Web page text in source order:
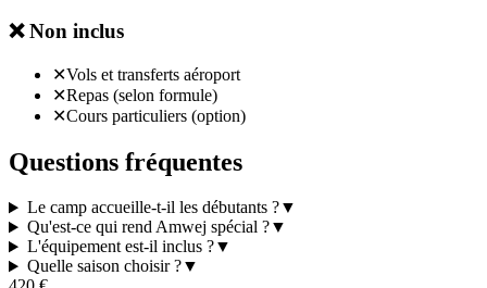
❌Non inclus
✕Vols et transferts aéroport
✕Repas (selon formule)
✕Cours particuliers (option)
Questions fréquentes
Le camp accueille-t-il les débutants ?▼
Qu'est-ce qui rend Amwej spécial ?▼
L'équipement est-il inclus ?▼
Quelle saison choisir ?▼